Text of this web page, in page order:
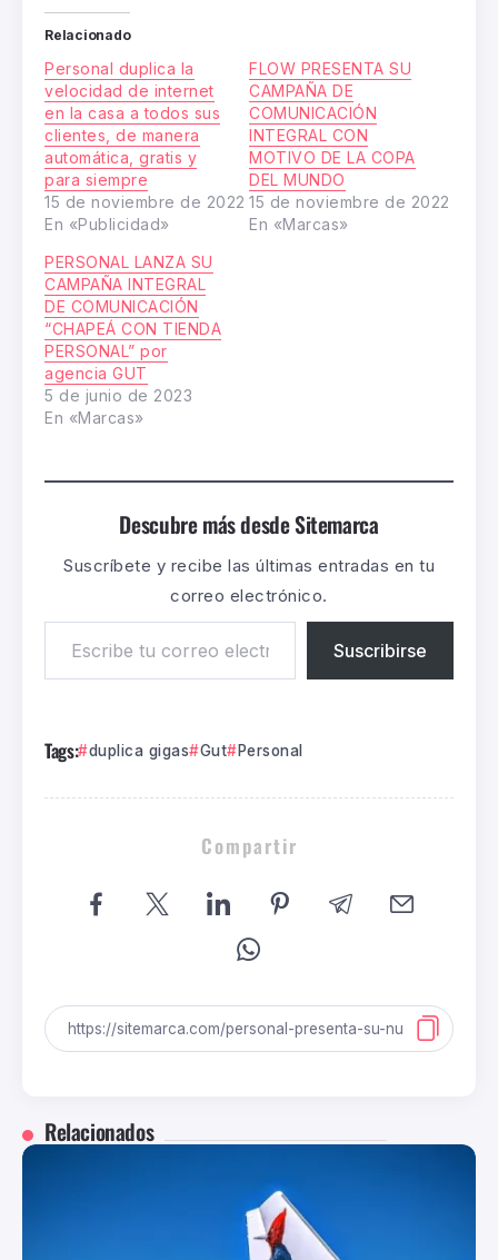
Relacionado
Personal duplica la
velocidad de internet
en la casa a todos sus
clientes, de manera
automática, gratis y
para siempre
15 de noviembre de 2022
En «Publicidad»
FLOW PRESENTA SU
CAMPAÑA DE
COMUNICACIÓN
INTEGRAL CON
MOTIVO DE LA COPA
DEL MUNDO
15 de noviembre de 2022
En «Marcas»
PERSONAL LANZA SU
CAMPAÑA INTEGRAL
DE COMUNICACIÓN
“CHAPEÁ CON TIENDA
PERSONAL” por
agencia GUT
5 de junio de 2023
En «Marcas»
Descubre más desde Sitemarca
Suscríbete y recibe las últimas entradas en tu
correo electrónico.
Suscribirse
Tags: duplica gigas Gut Personal
Compartir
Relacionados